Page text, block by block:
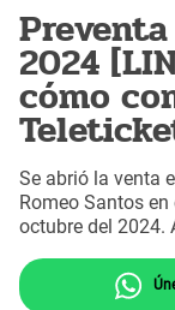
2024
cómo
Se abrió la venta
Romeo Santos
octubre del 2024.